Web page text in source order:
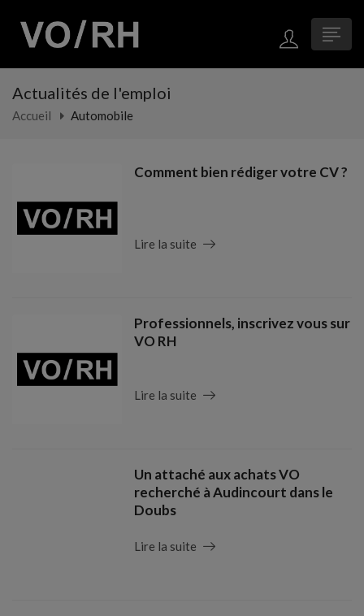
Actualités de l'emploi
Accueil Automobile
Comment bien rédiger votre CV ?
Lire la suite
Professionnels, inscrivez vous sur
VO RH
Lire la suite
Un attaché aux achats VO
recherché à Audincourt dans le
Doubs
Lire la suite